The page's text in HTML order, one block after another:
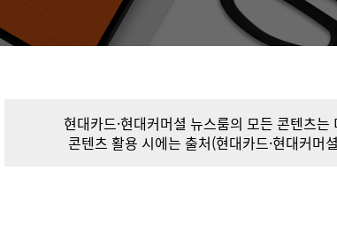
현대카드·현대커머셜 뉴스룸의 모든 콘텐츠
콘텐츠 활용 시에는 출처(현대카드·현대커머